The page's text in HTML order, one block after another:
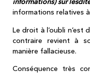
informations relatives
Le droit à l’oubli n’est
contraire revient à
manière fallacieuse.
Conséquence très